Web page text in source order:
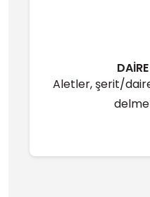
Aletler, şerit/
delme